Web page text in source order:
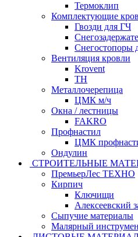
Термоклип
Комплектующие
Гвозди для ГЧ
Снегостопоры
Вентиляция кровли
Krovent
ТН
Металлочерепица
ЦМК м/ч
Окна / лестницы
FAKRO
Профнастил
ЦМК
Ондулин
СТРОИТЕЛЬНЫЕ
ПремьерЛес ТЕХНО
Кирпич
Ключищи
Алексеевский
Сыпучие материалы
Малярный